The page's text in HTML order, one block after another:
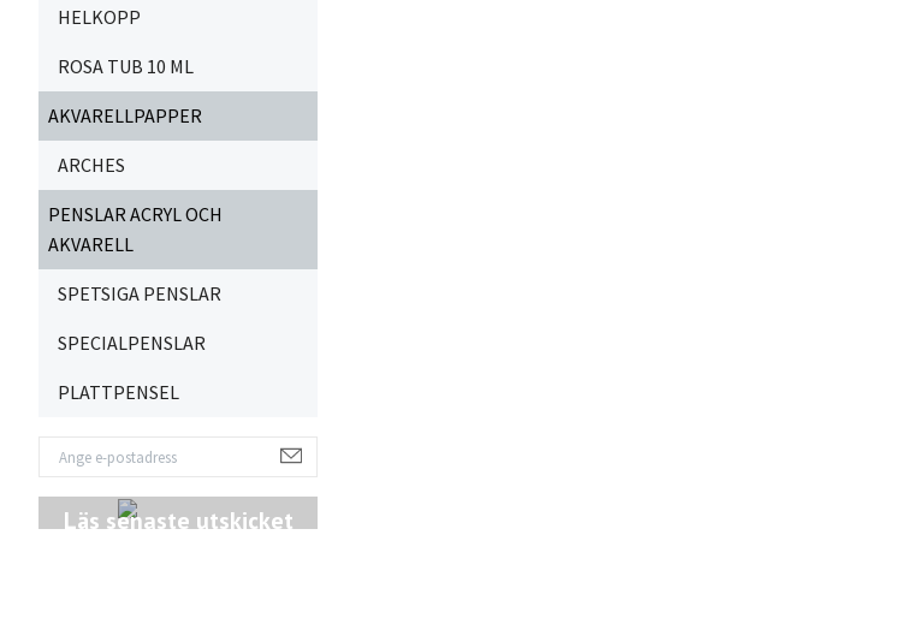
HELKOPP
ROSA TUB 10 ML
AKVARELLPAPPER
ARCHES
PENSLAR ACRYL OCH
AKVARELL
SPETSIGA PENSLAR
SPECIALPENSLAR
PLATTPENSEL
Läs senaste utskicket